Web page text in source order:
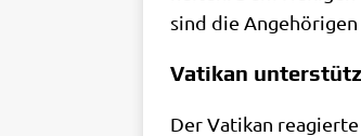
sind die
Vatikan
Der Vati­kan